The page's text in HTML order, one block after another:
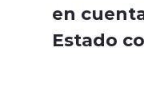
en
Estado